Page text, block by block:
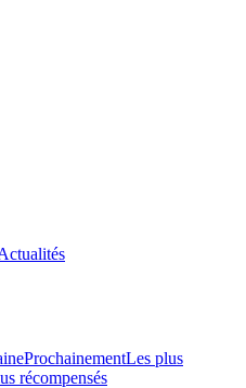
ProchainementLes plus
récompensés